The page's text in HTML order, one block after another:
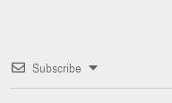
Subscribe